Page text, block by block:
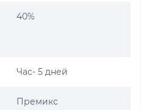
40%
Час- 5 дней
Премикс